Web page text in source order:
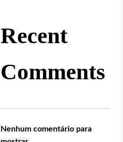
Recent
Comments
Nenhum comentário para